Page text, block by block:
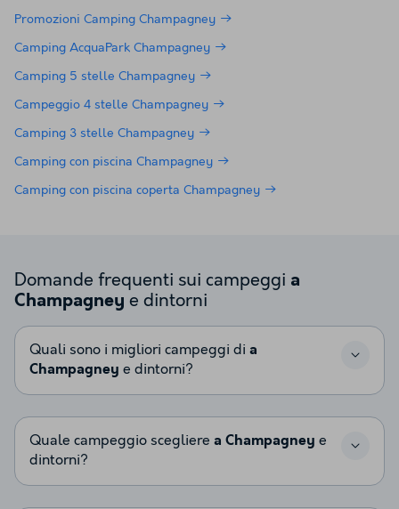
Promozioni Camping Champagney
Camping AcquaPark Champagney
Camping 5 stelle Champagney
Campeggio 4 stelle Champagney
Camping 3 stelle Champagney
Camping con piscina Champagney
Camping con piscina coperta Champagney
Domande frequenti sui campeggi a
Champagney e dintorni
Quali sono i migliori campeggi di a
Champagney e dintorni?
Quale campeggio scegliere a Champagney e
dintorni?